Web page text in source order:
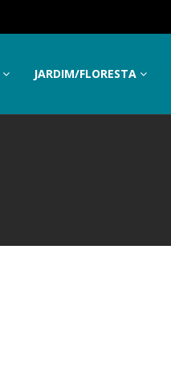
JARDIM/FLORESTA